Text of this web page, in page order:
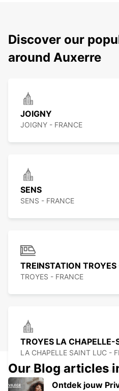
Discover our
around Auxerre
JOIGNY
JOIGNY - FRANCE
SENS
SENS - FRANCE
TREINSTATION
TROYES - FRANCE
TROYES LA
LA CHAPELLE SAINT LUC -
Our Blog articles
Ontdek jouw